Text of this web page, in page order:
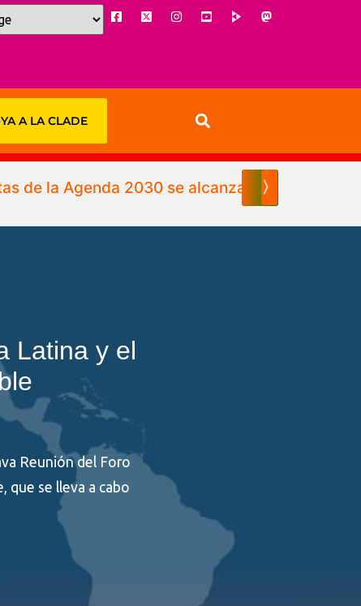
A LA CLADE
de la Agenda 2030 se alcanzará hasta el
〉
Latina y el
Reunión del Foro
que se lleva a cabo